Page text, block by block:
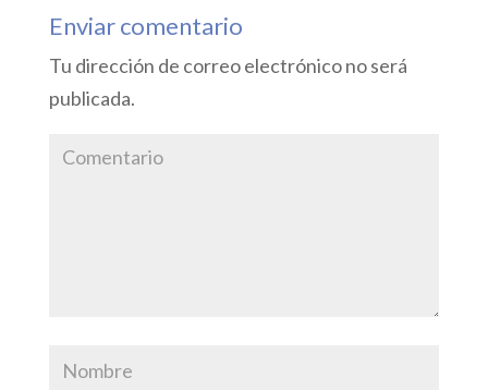
Enviar comentario
Tu dirección de correo electrónico no será
publicada.